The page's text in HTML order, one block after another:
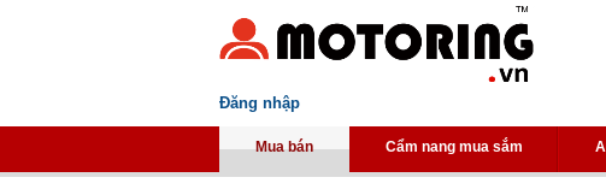
Đăng nhập
Mua bán Cẩm nang mua sắm